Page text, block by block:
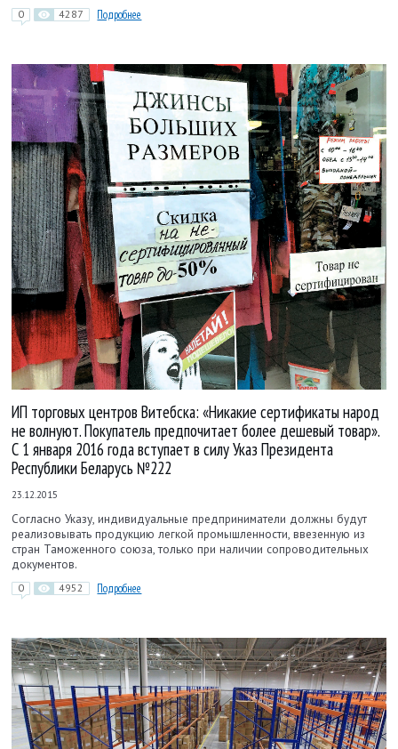
0 4287 Подробнее
ИП торговых центров Витебска: «Никакие сертификаты народ
не волнуют. Покупатель предпочитает более дешевый товар».
С 1 января 2016 года вступает в силу Указ Президента
Республики Беларусь №222
23.12.2015
Согласно Указу, индивидуальные предприниматели должны будут
реализовывать продукцию легкой промышленности, ввезенную из
стран Таможенного союза, только при наличии сопроводительных
документов.
0 4952 Подробнее